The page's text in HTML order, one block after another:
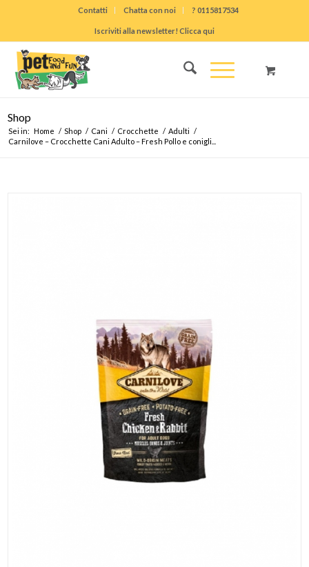
Contatti Chatta con noi ? 0115817534
Iscriviti alla newsletter! Clicca qui
Shop
Sei in: Home / Shop / Cani / Crocchette / Adulti /
Carnilove – Crocchette Cani Adulto – Fresh Pollo e conigli...